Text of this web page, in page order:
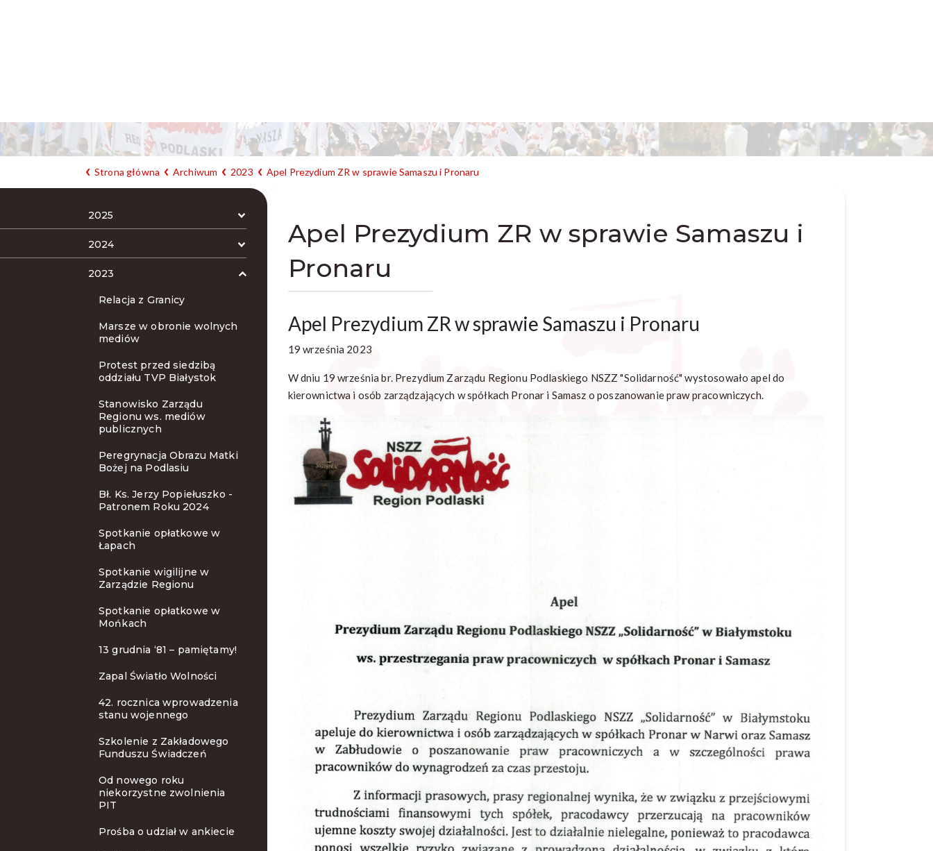
Strona główna Archiwum 2023 Apel Prezydium ZR w sprawie Samaszu i Pronaru
2025
2024
2023
Relacja z Granicy
Marsze w obronie wolnych
mediów
Protest przed siedzibą
oddziału TVP Białystok
Stanowisko Zarządu
Regionu ws. mediów
publicznych
Peregrynacja Obrazu Matki
Bożej na Podlasiu
Bł. Ks. Jerzy Popiełuszko -
Patronem Roku 2024
Spotkanie opłatkowe w
Łapach
Spotkanie wigilijne w
Zarządzie Regionu
Spotkanie opłatkowe w
Mońkach
13 grudnia ‘81 – pamiętamy!
Zapal Światło Wolności
42. rocznica wprowadzenia
stanu wojennego
Szkolenie z Zakładowego
Funduszu Świadczeń
Od nowego roku
niekorzystne zwolnienia
PIT
Prośba o udział w ankiecie
Apel Prezydium ZR w sprawie Samaszu i
Pronaru
Apel Prezydium ZR w sprawie Samaszu i Pronaru
19 września 2023
W dniu 19 września br. Prezydium Zarządu Regionu Podlaskiego NSZZ "Solidarność" wystosowało apel do
kierownictwa i osób zarządzających w spółkach Pronar i Samasz o poszanowanie praw pracowniczych.